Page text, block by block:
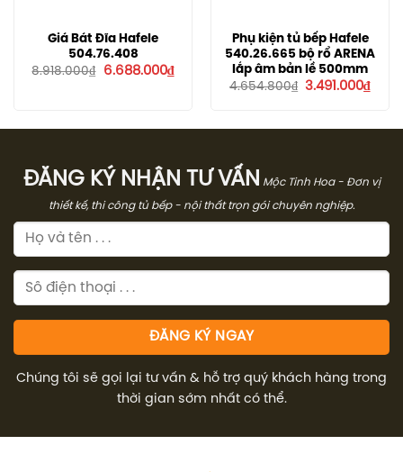
Giá Bát Đĩa Hafele
504.76.408
8.918.000₫
Giá
6.688.000₫Giá
Phụ kiện tủ bếp Hafele
540.26.665 bộ rổ ARENA
lắp âm bản lề 500mm
4.654.800₫ Giá
3.491.000₫Giá
ĐĂNG KÝ NHẬN TƯ VẤN
Mộc Tinh Hoa - Đơn vị
thiết kế, thi công tủ bếp - nội thất trọn gói chuyên nghiệp.
Chúng tôi sẽ gọi lại tư vấn & hỗ trợ quý khách hàng trong
thời gian sớm nhất có thể.